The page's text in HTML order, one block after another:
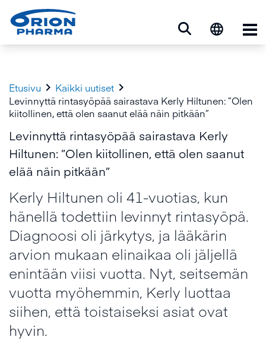
Etusivu  Kaikki uutiset 
Levinnyttä rintasyöpää sairastava Kerly Hiltunen: ”Olen
kiitollinen, että olen saanut elää näin pitkään”
Levinnyttä rintasyöpää sairastava Kerly
Hiltunen: ”Olen kiitollinen, että olen saanut
elää näin pitkään”
Kerly Hiltunen oli 41-vuotias, kun
hänellä todettiin levinnyt rintasyöpä.
Diagnoosi oli järkytys, ja lääkärin
arvion mukaan elinaikaa oli jäljellä
enintään viisi vuotta. Nyt, seitsemän
vuotta myöhemmin, Kerly luottaa
siihen, että toistaiseksi asiat ovat
hyvin.